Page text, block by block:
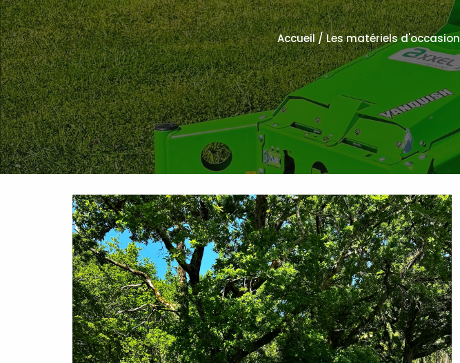
Accueil/Les matériels d'occasion